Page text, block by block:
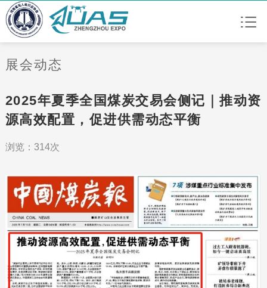
展会动态
2025年夏季全国煤炭交易会侧记｜推动资
源高效配置，促进供需动态平衡
浏览：314次